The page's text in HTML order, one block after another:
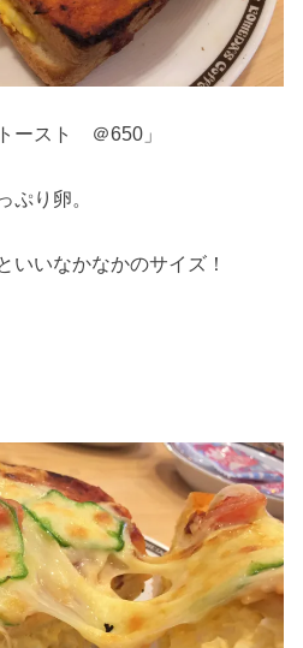
ースト ＠650」
ぷり卵。
いいなかなかのサイズ！